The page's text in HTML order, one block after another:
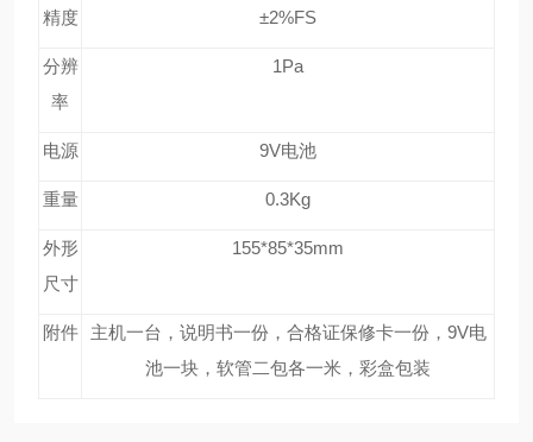
精度 ±2%FS
分辨
率
1Pa
电源 9V电池
重量 0.3Kg
外形
尺寸
155*85*35mm
附件
主机一台，说明书一份，合格证保修卡一份，9V电
池一块，软管二包各一米，彩盒包装